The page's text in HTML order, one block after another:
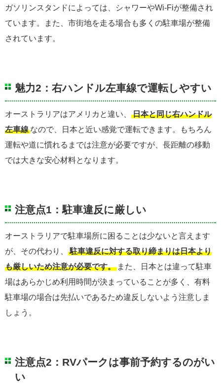
ガソリンスタンドによっては、シャワーやWi-Fiが整備され
ています。また、市街地を走る場合も多くの駐車場が整備
されています。
魅力2：右ハンドル左車線で運転しやすい
オーストラリアはアメリカと違い、
日本と同じ右ハンドル
左車線 なので、日本と近い感覚で運転できます。もちろん
運転や道に慣れるまでは注意が必要ですが、長距離の移動
では大きな安心材料となります。
注意点1：駐車違反に厳しい
オーストラリアで駐車場所に困ることは少ないと言えます
が、その代わり、
駐車違反に対する取り締まりは日本より
も厳しいため注意が必要です。 また、日本とは違って駐車
場はあらかじめ利用時間が決まっていることが多く、有料
駐車場の場合は先払いであるため違反しないよう注意しま
しょう。
注意点2：RVパークは事前予約するのがい
い